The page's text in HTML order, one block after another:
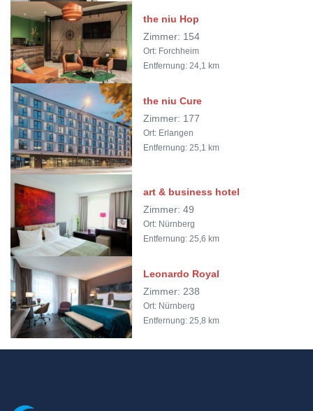
the niu Hop
Zimmer: 154
Ort: Forchheim
Entfernung: 24,1 km
the niu Cure
Zimmer: 177
Ort: Erlangen
Entfernung: 25,1 km
art & business hotel
Zimmer: 49
Ort: Nürnberg
Entfernung: 25,6 km
Leonardo Royal
Zimmer: 238
Ort: Nürnberg
Entfernung: 25,8 km